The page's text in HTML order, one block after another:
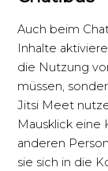
Auch beim
Inhalte
die Nutzung
müssen,
Jitsi Meet
Mausklick eine
anderen
sie sich in die